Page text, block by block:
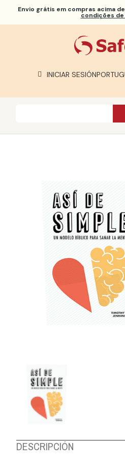
Envio grátis em compras acima
condições
INICIAR SESIÓN
SOBRE NÓS
DESCRIPCIÓN